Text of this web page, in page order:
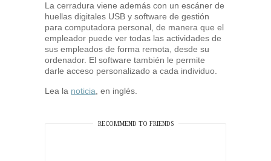
La cerradura viene además con un escáner de
huellas digitales USB y software de gestión
para computadora personal, de manera que el
empleador puede ver todas las actividades de
sus empleados de forma remota, desde su
ordenador. El software también le permite
darle acceso personalizado a cada individuo.
Lea la noticia , en inglés.
RECOMMEND TO FRIENDS